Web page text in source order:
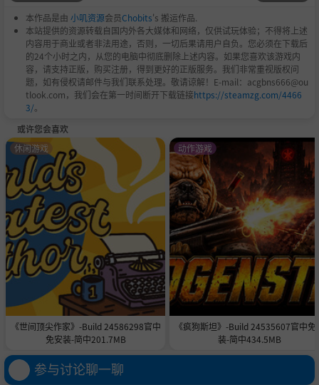
Incursion Red River provides the player with a balanced fi
rst-person experience that feels realistic, yet fun. Equipm
ent and weapons influence ergonomics and combat play
style, so you will need to pick your loadout carefully. Simul
ated ballistic systems affect weapons and have unique ch
aracteristics that can be adjusted with attachments. Brin
ging in the right gear, having a proper plan of attack, and
emphasizing tactical plays will maximize the success rate f
or deployments.
《红河入侵》为玩家提供了平衡的第一人称体验，既真实又
有趣。装备和武器会影响人体工学和战斗方式，因此需要仔
细挑选装备。模拟弹道系统会影响武器，并具有可通过附件
调整的独特特性。携带合适的装备、制定适当的攻击计划并
强调战术性，将最大限度地提高部署的成功率。
Weapon Customization
本作品是由 小叽资源会员Chobits's 搬运作品.
本站提供的资源转载自国内外各大媒体和网络，仅供试玩体验；不得将上述
内容用于商业或者非法用途，否则，一切后果请用户自负。您必须在下载后
的24个小时之内，从您的电脑中彻底删除上述内容。如果您喜欢该游戏内
容，请支持正版，购买注册，得到更好的正版服务。我们非常重视版权问
题，如有侵权请邮件与我们联系处理。敬请谅解！E-mail：acgbns666@ou
tlook.com，我们会在第一时间断开下载链接https://steamzg.com/4466
3/。
或许您会喜欢
《世间顶尖作家》-Build 24586298官中
免安装-简中201.7MB
休闲游戏
《疯狗斯坦》-Build 24535607官中免
装-简中434.5MB
动作游戏
参与讨论聊一聊